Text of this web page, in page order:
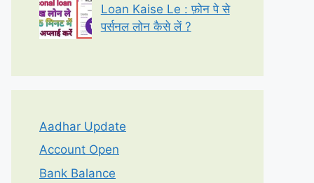
Loan Kaise Le : फ़ोन पे से
पर्सनल लोन कैसे लें ?
Aadhar Update
Account Open
Bank Balance